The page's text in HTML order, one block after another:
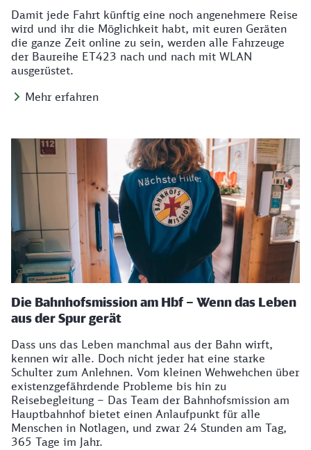
Damit jede Fahrt künftig eine noch angenehmere Reise
wird und ihr die Möglichkeit habt, mit euren Geräten
die ganze Zeit online zu sein, werden alle Fahrzeuge
der Baureihe ET423 nach und nach mit WLAN
ausgerüstet.
Mehr erfahren
Die Bahnhofsmission am Hbf – Wenn das Leben
aus der Spur gerät
Dass uns das Leben manchmal aus der Bahn wirft,
kennen wir alle. Doch nicht jeder hat eine starke
Schulter zum Anlehnen. Vom kleinen Wehwehchen über
existenzgefährdende Probleme bis hin zu
Reisebegleitung – Das Team der Bahnhofsmission am
Hauptbahnhof bietet einen Anlaufpunkt für alle
Menschen in Notlagen, und zwar 24 Stunden am Tag,
365 Tage im Jahr.